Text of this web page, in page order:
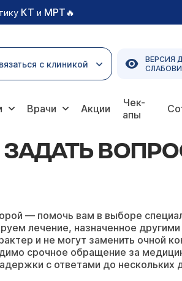
КТ и МРТ🔥
с клиникой
ВЕРСИЯ
Врачи Акции
Чек-
апы
— помочь вам в выборе
лечение, назначенное другими
и не могут заменить очной
срочное обращение за
с ответами до нескольких